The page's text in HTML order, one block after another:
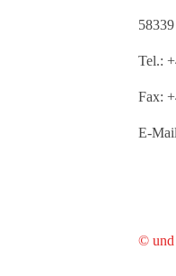
Tel.:
Fax:
E-
© und